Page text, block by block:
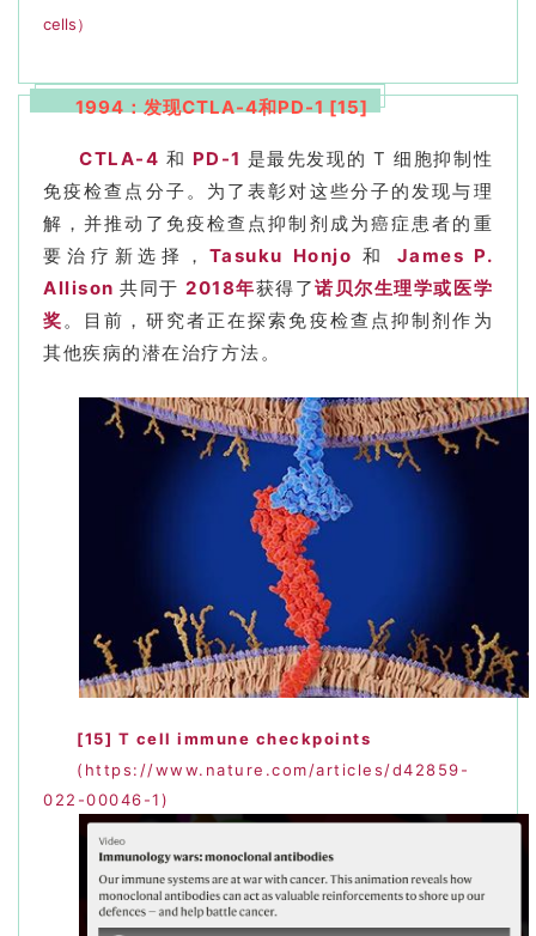
cells）
1994：发现CTLA-4和PD-1 [15]
CTLA-4 和 PD-1 是最先发现的 T 细胞抑制性
免疫检查点分子。为了表彰对这些分子的发现与理
解，并推动了 免疫检查点抑制剂成为癌症患者的重
要治 疗新选择， Tasuku Honjo 和 James P.
Allison共同于 2018年获得了诺贝尔生理学或医学
奖 。目前，研究者正在探索免疫检查点抑制剂作为
其他疾病的潜在治疗方法。
[15] T cell immune checkpoints
(https://www.nature.com/articles/d42859-
022-00046-1)